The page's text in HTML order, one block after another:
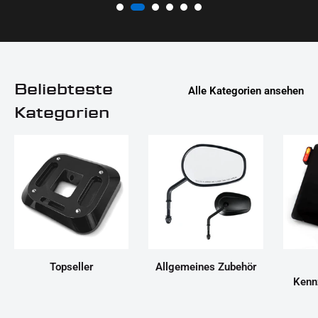
Beliebteste
Kategorien
Alle Kategorien ansehen
Topseller
Allgemeines Zubehör